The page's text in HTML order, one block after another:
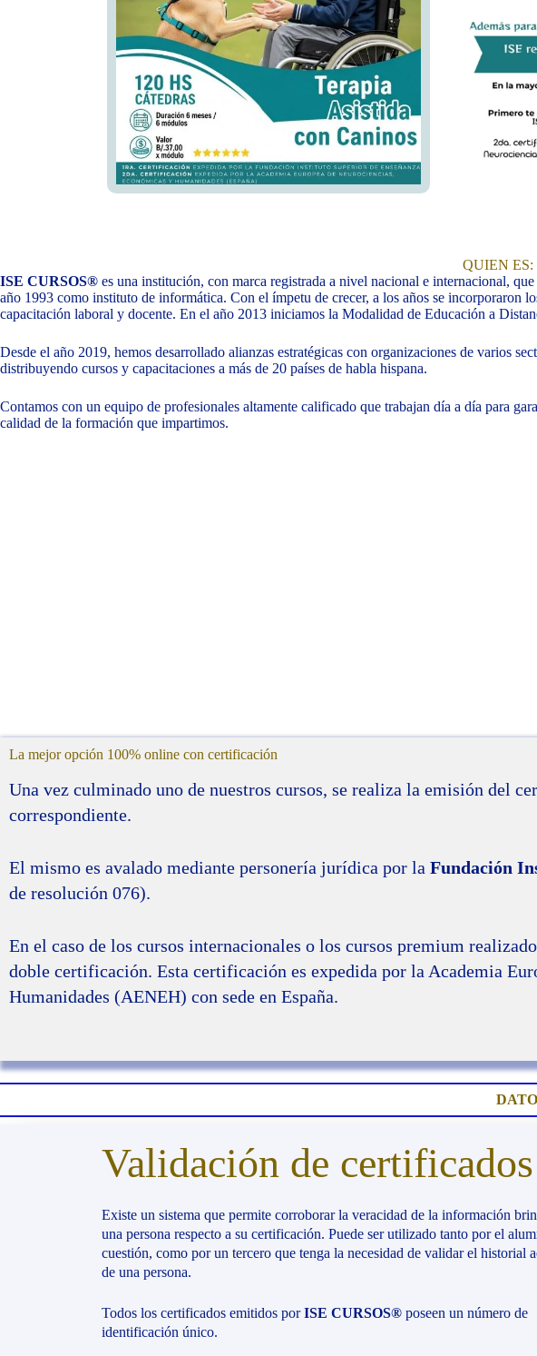
QUIEN ES:
ISE CURSOS® es una institución, con marca registrada a nivel nacional e internacional,
año 1993 como instituto de informática. Con el ímpetu de crecer, a los años se incorporaron
capacitación laboral y docente. En el año 2013 iniciamos la Modalidad de Educación a
Desde el año 2019, hemos desarrollado alianzas estratégicas con organizaciones de varios
distribuyendo cursos y capacitaciones a más de 20 países de habla hispana.
Contamos con un equipo de profesionales altamente calificado que trabajan día a día para
calidad de la formación que impartimos.
La mejor opción 100% online con certificación
Una vez culminado uno de nuestros cursos, se realiza la emisión del
correspondiente.
El mismo es avalado mediante personería jurídica por la Fundación
de resolución 076).
En el caso de los cursos internacionales o los cursos premium
doble certificación. Esta certificación es expedida por la Academia
Humanidades (AENEH) con sede en España.
Validación de certificados
Existe un sistema que permite corroborar la veracidad de la información
una persona respecto a su certificación. Puede ser utilizado tanto por el
cuestión, como por un tercero que tenga la necesidad de validar el historial
de una persona.
Todos los certificados emitidos porISE CURSOS® poseen un número de
identificación único.